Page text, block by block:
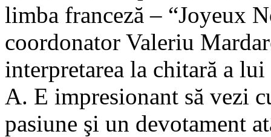
limba franceză – “Joyeux
coordonator Valeriu
interpretarea la chitară a
A. E impresionant să vezi
pasiune şi un devotament